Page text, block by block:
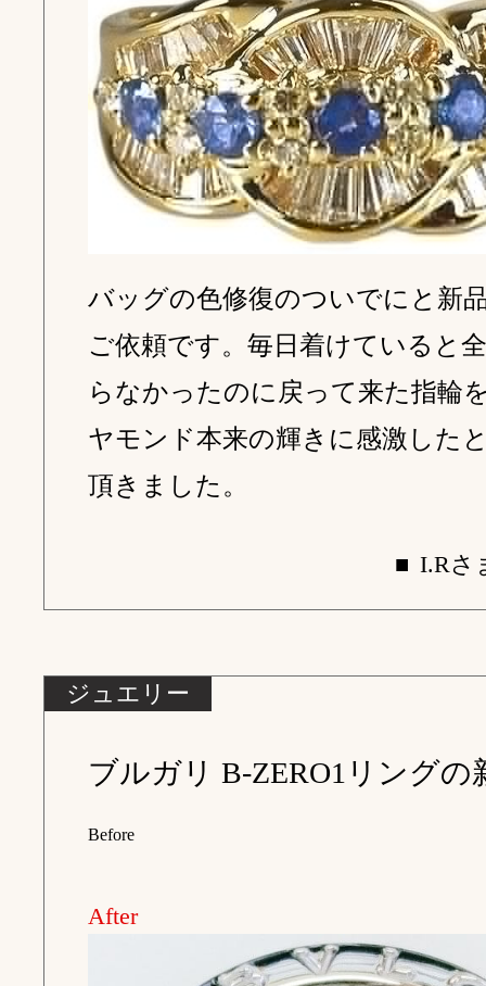
バッグの色修復のついでにと新
ご依頼です。毎日着けていると
らなかったのに戻って来た指輪
ヤモンド本来の輝きに感激した
頂きました。
■ I.Rさ
ジュエリー
Before